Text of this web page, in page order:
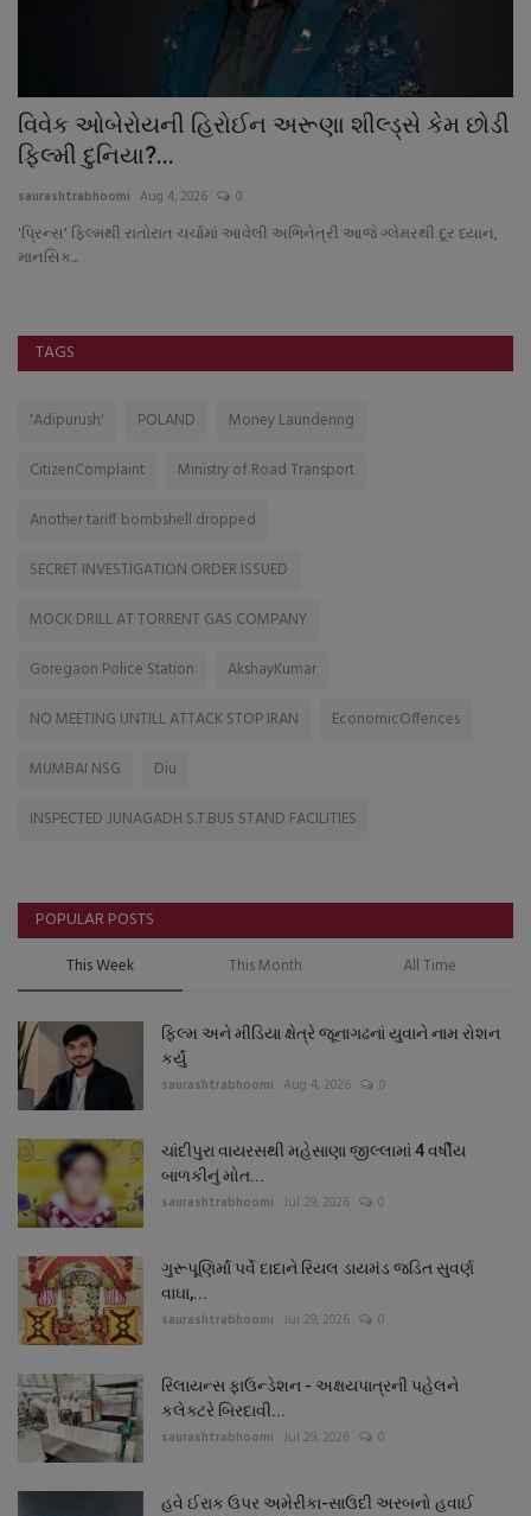
વિવેક ઓબેરોયની હિરોઈન અરૂણા શીલ્ડ્સે કેમ છોડી
ફિલ્મી દુનિયા?...
saurashtrabhoomi Aug 4, 2026 0
'પ્રિન્સ' ફિલ્મથી રાતોરાત ચર્ચામાં આવેલી અભિનેત્રી આજે ગ્લેમરથી દૂર ધ્યાન,
માનસિક...
TAGS
'Adipurush' POLAND
Money Laundering
CitizenComplaint
Ministry of Road Transport
Another tariff bombshell dropped
SECRET INVESTIGATION ORDER ISSUED
MOCK DRILL AT TORRENT GAS COMPANY
Goregaon Police Station
AkshayKumar
NO MEETING UNTILL ATTACK STOP IRAN
EconomicOffences
MUMBAI NSG
Diu
INSPECTED JUNAGADH S.T.BUS STAND FACILITIES
POPULAR POSTS
This Week This Month All Time
ફિલ્મ અને મીડિયા ક્ષેત્રે જૂનાગઢનાં યુવાને નામ રોશન
કર્યું
saurashtrabhoomi Aug 4, 2026 0
ચાંદીપુરા વાયરસથી મહેસાણા જીલ્લામાં 4 વર્ષીય
બાળકીનું મોત...
saurashtrabhoomi Jul 29, 2026 0
ગુરૂપૂણિર્માં પર્વે દાદાને રિયલ ડાયમંડ જડિત સુવર્ણ
વાઘા,...
saurashtrabhoomi Jul 29, 2026 0
રિલાયન્સ ફાઉન્ડેશન - અક્ષયપાત્રની પહેલને
કલેક્ટરે બિરદાવી...
saurashtrabhoomi Jul 29, 2026 0
હવે ઈરાક ઉપર અમેરીકા-સાઉદી અરબનો હવાઈ